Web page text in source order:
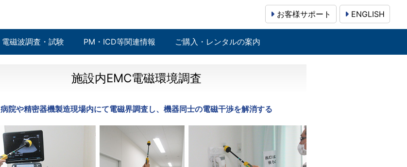
お客様サポート ENGLISH
電磁波調査・試験 PM・ICD等関連情報 ご購入・レンタルの案内
施設内EMC電磁環境調査
病院や精密器機製造現場内にて電磁界調査し、機器同士の電磁干渉を解消する